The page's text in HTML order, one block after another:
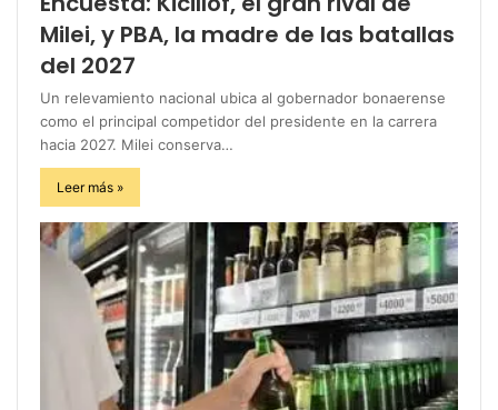
Milei, y PBA, la madre de las batallas
del 2027
Un relevamiento nacional ubica al gobernador bonaerense
como el principal competidor del presidente en la carrera
hacia 2027. Milei conserva…
Leer más »